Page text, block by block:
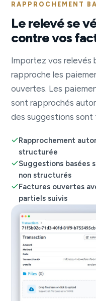
RAPPROCHEMENT
Le relevé se
contre vos
Importez vos relevés
rapproche les
ouvertes. Les
sont rapprochés
des suggestions
Rapprochement
structurée
Suggestions basées
non structurés
Factures ouvertes
partiels suivis